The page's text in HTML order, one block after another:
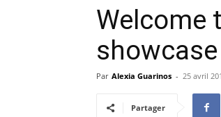
Welcome
Par Alexia Guarinos - 25 avril
Partager